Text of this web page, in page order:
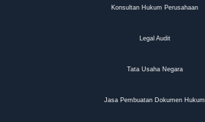
Konsultan Hukum Perusahaan
Legal Audit
Tata Usaha Negara
Jasa Pembuatan Dokumen Hukum